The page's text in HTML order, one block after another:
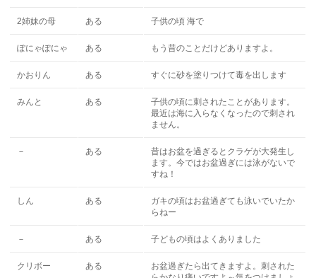
2姉妹の母 ある 子供の頃 海で
ぽにゃぽにゃ ある もう昔のことだけどありますよ。
かおりん ある すぐに砂を塗りつけて毒を出します
みんと ある
子供の頃に刺されたことがあります。
最近は海に入らなくなったので刺され
ません。
－ ある
昔はお盆を過ぎるとクラゲが大発生し
ます。今ではお盆過ぎには泳がないで
すね！
しん ある
ガキの頃はお盆過ぎても泳いでいたか
らねー
－ ある 子どもの頃はよくありました
クリボー ある
お盆過ぎたら出てきますよ。刺された